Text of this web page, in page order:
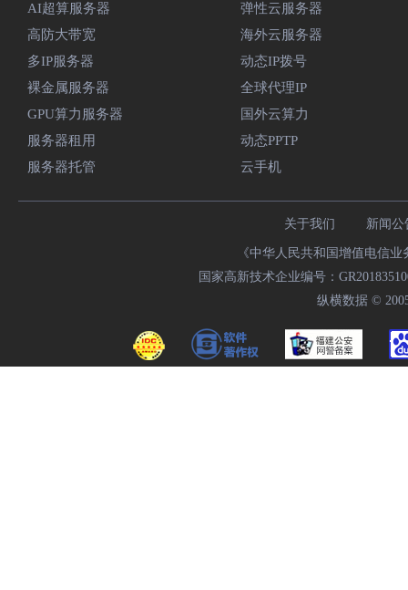
AI超算服务器
高防大带宽
多IP服务器
裸金属服务器
GPU算力服务器
服务器租用
服务器托管
弹性云服务器
海外云服务器
动态IP拨号
全球代理IP
国外云算力
动态PPTP
云手机
关于我们 新闻公
《中华人民共和国增值电信
国家高新技术企业编号：
纵横数据 ©